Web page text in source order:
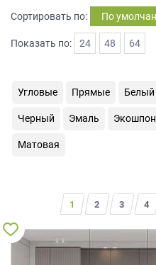
Сортировать по:
Показать по: 24 48 64
Угловые Прямые Белый
Черный Эмаль Экошпон
Матовая
1 2 3 4
обработку
персональных
Согласие
персональных
и